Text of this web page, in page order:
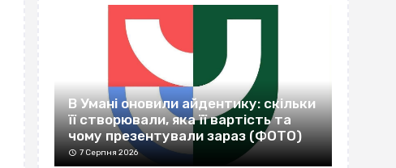
В Умані оновили айдентику: скільки
її створювали, яка її вартість та
чому презентували зараз (ФОТО)
7 Серпня 2026